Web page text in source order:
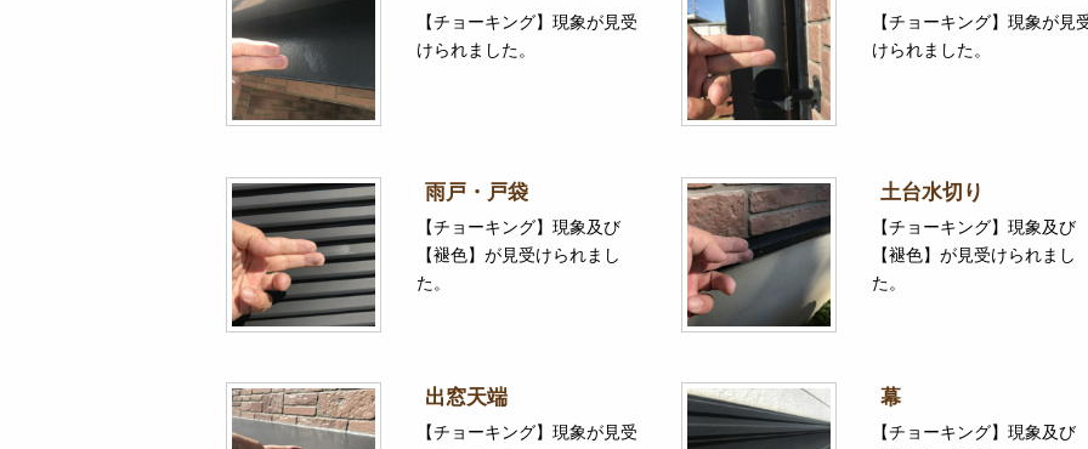
【チョーキング】現象が見受
けられました。
【チョーキング】現象が見
けられました。
雨戸・戸袋
【チョーキング】現象及び
【褪色】が見受けられまし
た。
土台水切り
【チョーキング】現象及び
【褪色】が見受けられまし
た。
出窓天端
【チョーキング】現象が見受
幕
【チョーキング】現象及び